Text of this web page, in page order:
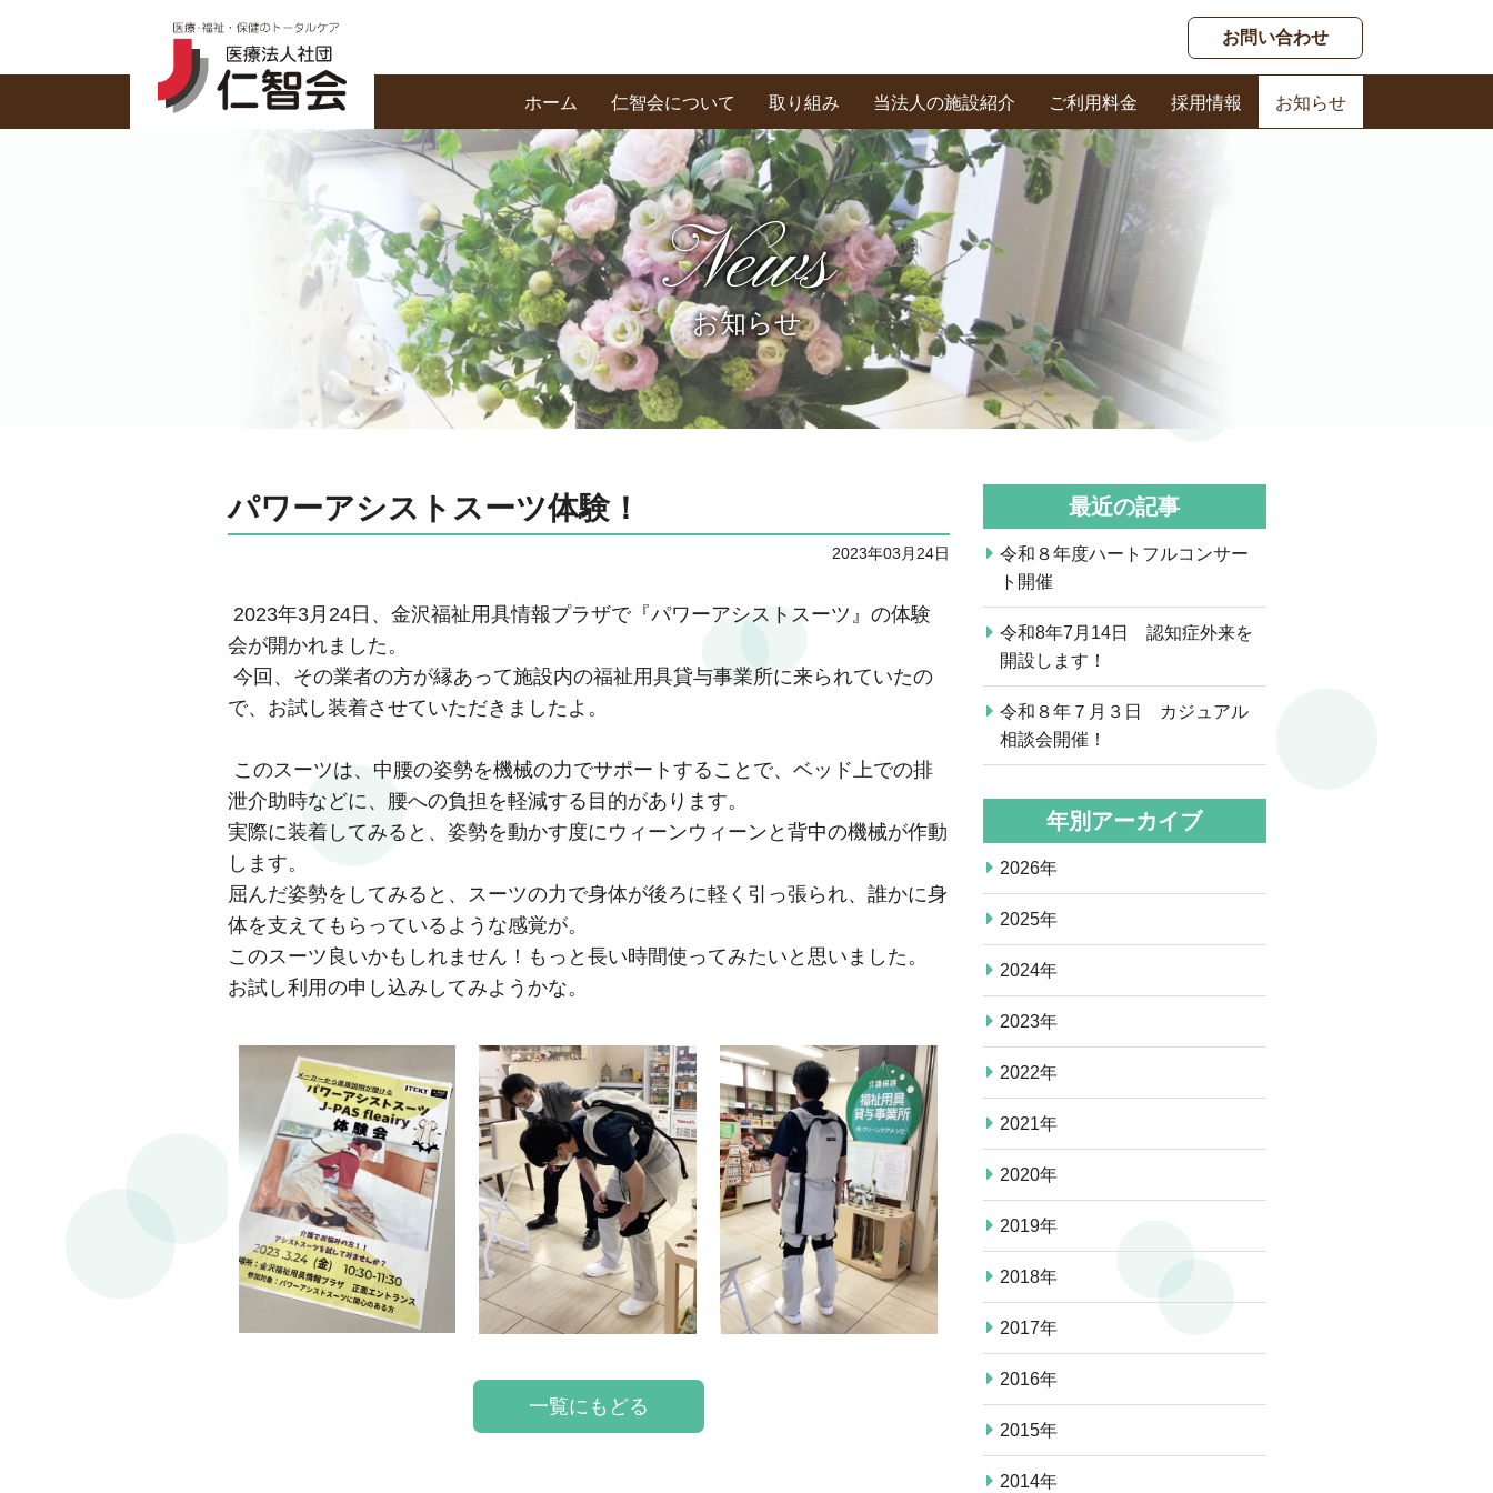
お問い合わせ
ホーム 仁智会について
基本理念・あいさつ
創業の精神
私たちの信条
取り組み 当法人の施設紹介 ご利用料金
春日ケアセンター
採用情報 お知らせ
News
お知らせ
パワーアシストスーツ体験！
2023年03月24日
2023年3月24日、金沢福祉用具情報プラザで『パワーアシストスーツ』の体験
会が開かれました。
今回、その業者の方が縁あって施設内の福祉用具貸与事業所に来られていたの
で、お試し装着させていただきましたよ。
このスーツは、中腰の姿勢を機械の力でサポートすることで、ベッド上での排
泄介助時などに、腰への負担を軽減する目的があります。
実際に装着してみると、姿勢を動かす度にウィーンウィーンと背中の機械が作動
します。
屈んだ姿勢をしてみると、スーツの力で身体が後ろに軽く引っ張られ、誰かに身
体を支えてもらっているような感覚が。
このスーツ良いかもしれません！もっと長い時間使ってみたいと思いました。
お試し利用の申し込みしてみようかな。
一覧にもどる
最近の記事
令和８年度ハートフルコンサー
ト開催
令和8年7月14日 認知症外来を
開設します！
令和８年７月３日 カジュアル
相談会開催！
年別アーカイブ
2026年
2025年
2024年
2023年
2022年
2021年
2020年
2019年
2018年
2017年
2016年
2015年
2014年